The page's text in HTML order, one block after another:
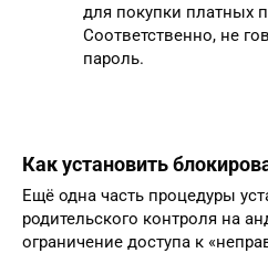
для покупки платных
Соответственно, не
пароль.
Как установить
Ещё одна часть процедуры
родительского контроля на
ограничение доступа к